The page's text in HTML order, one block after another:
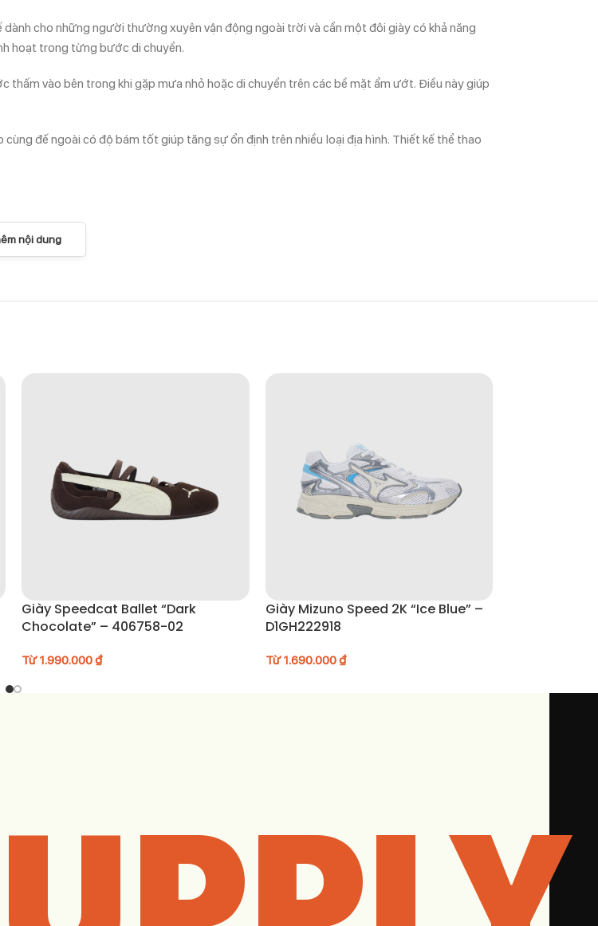
cho những người thường xuyên vận động ngoài trời và cần một đôi giày có khả năng
hoạt trong từng bước di chuyển.
vào bên trong khi gặp mưa nhỏ hoặc di chuyển trên các bề mặt ẩm ướt. Điều này giúp
đế ngoài có độ bám tốt giúp tăng sự ổn định trên nhiều loại địa hình. Thiết kế thể thao
ứng tốt nhu cầu vận động hằng ngày, từ đi bộ, tập luyện cho đến các hoạt động ngoài trời
nội dung
Giày Speedcat Ballet “Dark
Chocolate” – 406758-02
Từ1.990.000₫
Giày Mizuno Speed 2K “Ice Blue” –
D1GH222918
Từ1.690.000₫